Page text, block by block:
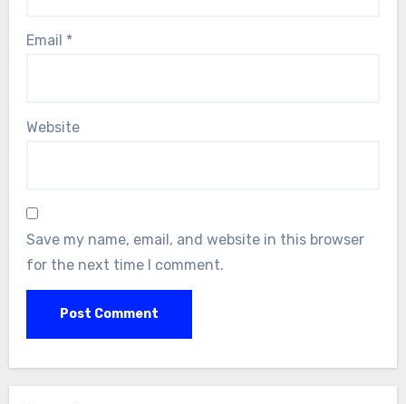
Email *
Website
Save my name, email, and website in this browser
for the next time I comment.